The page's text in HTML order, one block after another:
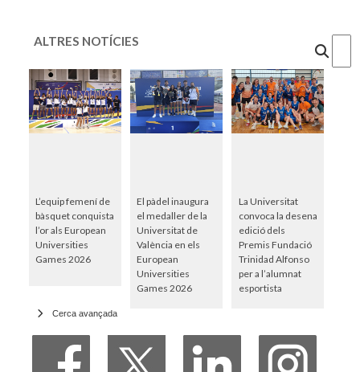
ALTRES NOTÍCIES
L’equip femení de
bàsquet conquista
l’or als European
Universities
Games 2026
El pàdel inaugura
el medaller de la
Universitat de
València en els
European
Universities
Games 2026
La Universitat
convoca la desena
edició dels
Premis Fundació
Trinidad Alfonso
per a l’alumnat
esportista
Cerca avançada